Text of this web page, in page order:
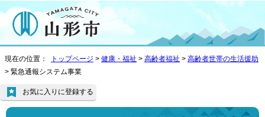
現在の位置： トップページ > 健康・福祉 > 高齢者福祉 > 高齢者世帯の生活援助
> 緊急通報システム事業
お気に入りに登録する